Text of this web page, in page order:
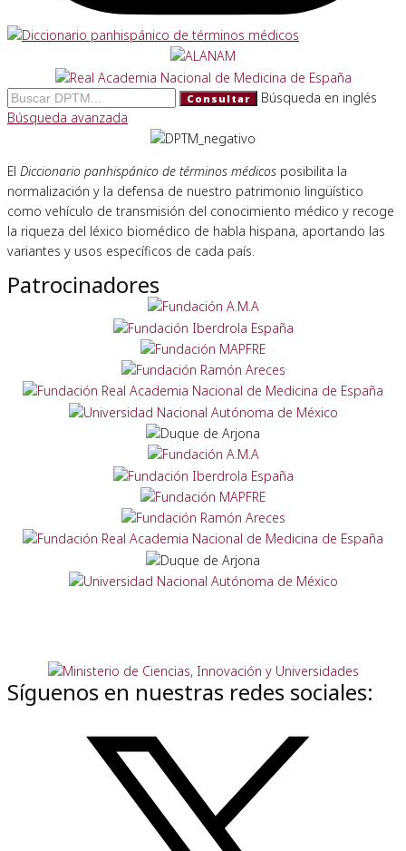
Consultar
Búsqueda en inglés
Búsqueda avanzada
El Diccionario panhispánico de términos médicos posibilita la
normalización y la defensa de nuestro patrimonio lingüístico
como vehículo de transmisión del conocimiento médico y recoge
la riqueza del léxico biomédico de habla hispana, aportando las
variantes y usos específicos de cada país.
Patrocinadores
Síguenos en nuestras redes sociales: